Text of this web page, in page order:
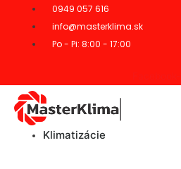
0949 057 616
info@masterklima.sk
Po - Pi: 8:00 - 17:00
Klimatizácie